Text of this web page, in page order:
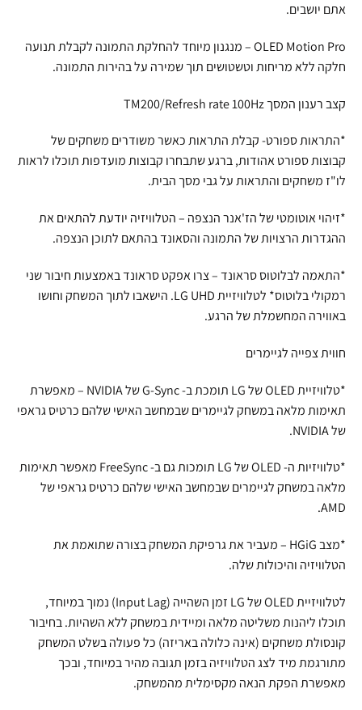
אתם יושבים.
OLED Motion Pro – מנגנון מיוחד להחלקת התמונה לקבלת תנועה
חלקה ללא מריחות וטשטושים תוך שמירה על בהירות התמונה.
קצב רענון המסך TM200/Refresh rate 100Hz
*התראות ספורט- קבלת התראות כאשר משודרים משחקים של
קבוצות ספורט אהודות, ברגע שתבחרו קבוצות מועדפות תוכלו לראות
לו"ז משחקים והתראות על גבי מסך הבית.
*זיהוי אוטומטי של הז'אנר הנצפה – הטלוויזיה יודעת להתאים את
ההגדרות הרצויות של התמונה והסאונד בהתאם לתוכן הנצפה.
*התאמה לבלוטוס סראונד – צרו אפקט סראונד באמצעות חיבור שני
רמקולי בלוטוס* לטלוויזיית LG UHD. הישאבו לתוך המשחק וחושו
באווירה המחשמלת של הרגע.
חווית צפייה לגיימרים
*טלוויזיית OLED של LG תומכת ב- G-Sync של NVIDIA – מאפשרת
תאימות מלאה במשחק לגיימרים שבמחשב האישי שלהם כרטיס גראפי
של NVIDIA.
*טלוויזיות ה- OLED של LG תומכות גם ב- FreeSync מאפשר תאימות
מלאה במשחק לגיימרים שבמחשב האישי שלהם כרטיס גראפי של
AMD.
*מצב HGiG – מעביר את גרפיקת המשחק בצורה שתואמת את
הטלוויזיה והיכולות שלה.
לטלוויזיית OLED של LG זמן השהייה (Input Lag) נמוך במיוחד,
תוכלו ליהנות משליטה מלאה ומיידית במשחק ללא השהיות. בחיבור
קונסולת משחקים (אינה כלולה באריזה) כל פעולה בשלט המשחק
מתורגמת מיד לצג הטלוויזיה בזמן תגובה מהיר במיוחד, ובכך
מאפשרת הפקת הנאה מקסימלית מהמשחק.